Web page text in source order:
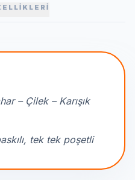
– Çilek – Karışık
tek tek poşetli